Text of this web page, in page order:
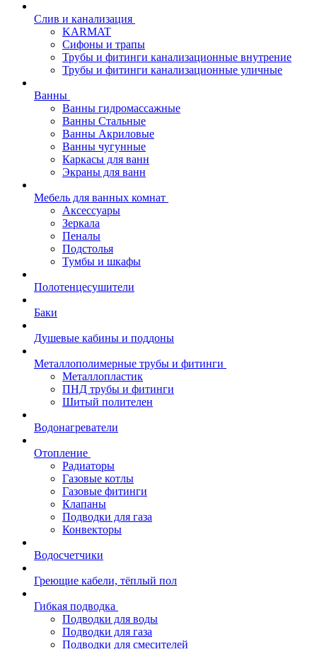
Слив и канализация
KARMAT
Сифоны и трапы
Трубы и фитинги канализационные внутрение
Трубы и фитинги канализационные уличные
Ванны
Ванны гидромассажные
Ванны Стальные
Ванны Акриловые
Ванны чугунные
Каркасы для ванн
Экраны для ванн
Мебель для ванных комнат
Аксессуары
Зеркала
Пеналы
Подстолья
Тумбы и шкафы
Полотенцесушители
Баки
Душевые кабины и поддоны
Металлополимерные трубы и фитинги
Металлопластик
ПНД трубы и фитинги
Шитый полителен
Водонагреватели
Отопление
Радиаторы
Газовые котлы
Газовые фитинги
Клапаны
Подводки для газа
Конвекторы
Водосчетчики
Греющие кабели, тёплый пол
Гибкая подводка
Подводки для воды
Подводки для газа
Подводки для смесителей